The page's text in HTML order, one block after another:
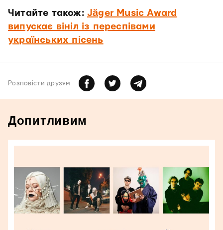
Читайте також: Jäger Music Award
випускає вініл із переспівами
українських пісень
Розповiсти друзям
Допитливим